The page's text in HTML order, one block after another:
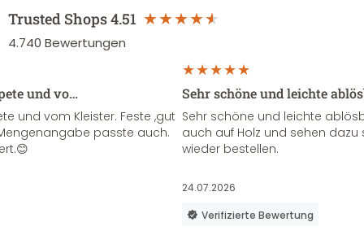
Trusted Shops4.51
4.740 Bewertungen
und vo…
und vom Kleister. Feste ,gut
passte auch.
Sehr schöne und leichte
Sehr schöne und leichte
auch auf Holz und sehen
wieder bestellen.
24.07.2026
Verifizierte Bewertung